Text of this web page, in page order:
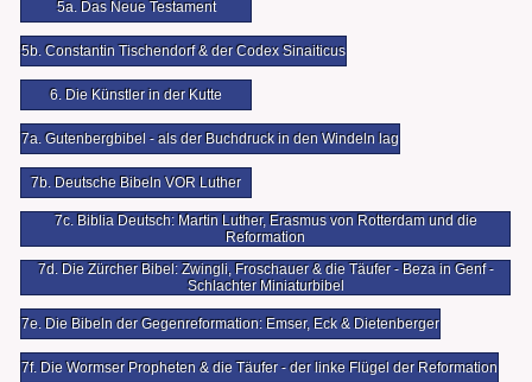
5a. Das Neue Testament
5b. Constantin Tischendorf & der Codex Sinaiticus
6. Die Künstler in der Kutte
7a. Gutenbergbibel - als der Buchdruck in den Windeln lag
7b. Deutsche Bibeln VOR Luther
7c. Biblia Deutsch: Martin Luther, Erasmus von Rotterdam und die
Reformation
7d. Die Zürcher Bibel: Zwingli, Froschauer & die Täufer - Beza in Genf -
Schlachter Miniaturbibel
7e. Die Bibeln der Gegenreformation: Emser, Eck & Dietenberger
7f. Die Wormser Propheten & die Täufer - der linke Flügel der Reformation